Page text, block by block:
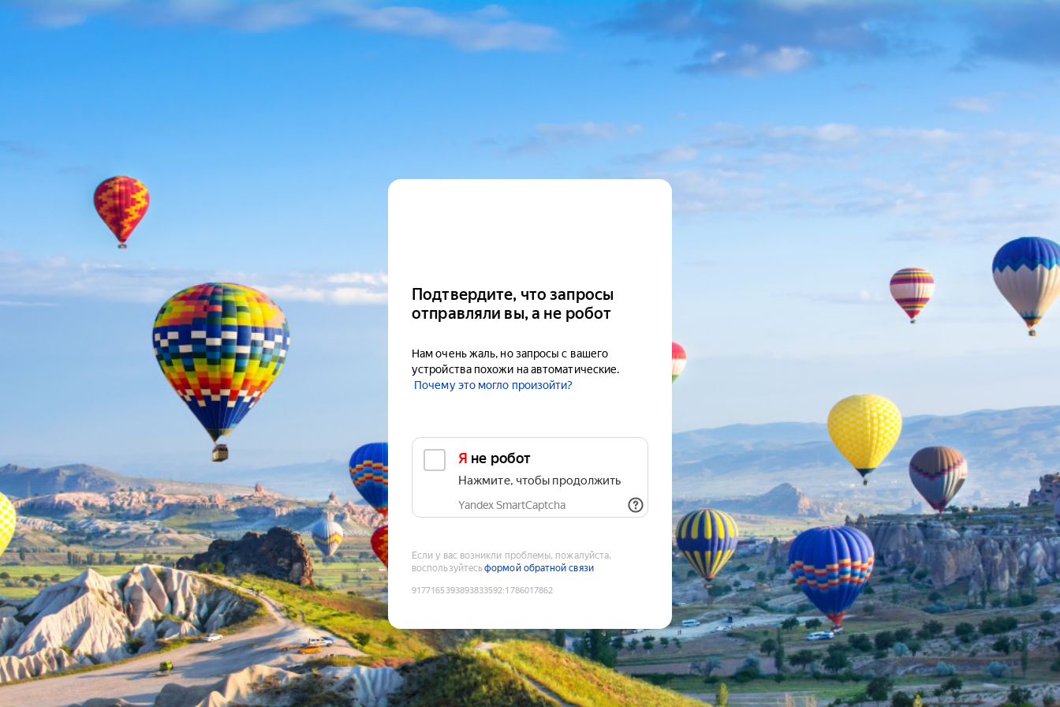
Подтвердите, что запросы
отправляли вы, а не робот
Нам очень жаль, но запросы с вашего
устройства похожи на автоматические.
Почему это могло произойти?
Я не робот
Нажмите, чтобы продолжить
Yandex SmartCaptcha
Если у вас возникли проблемы, пожалуйста,
воспользуйтесьформой обратной связи
9177165393893833592:1786017862